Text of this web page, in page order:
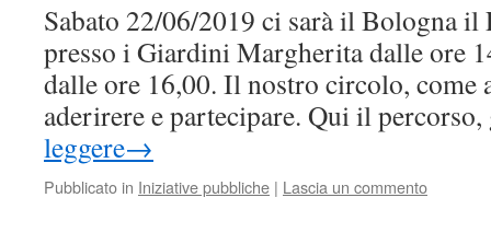
Sabato 22/06/2019 ci sarà il Bologna
presso i Giardini Margherita dalle ore
dalle ore 16,00. Il nostro circolo, come
aderirere e partecipare. Qui il
leggere→
Pubblicato in Iniziative pubbliche | Lascia un commento